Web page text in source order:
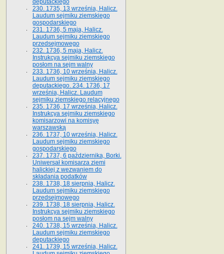
deputackiego
230. 1735, 13 września, Halicz.
Laudum sejmiku ziemskiego
gospodarskiego
231. 1736, 5 maja, Halicz.
Laudum sejmiku ziemskiego
przedsejmowego
232. 1736, 5 maja, Halicz.
Instrukcya sejmiku ziemskiego
posłom na sejm walny
233. 1736, 10 września, Halicz.
Laudum sejmiku ziemskiego
deputackiego. 234. 1736, 17
września, Halicz. Laudum
sejmiku ziemskiego relacyjnego
235. 1736, 17 września, Halicz.
Instrukcya sejmiku ziemskiego
komisarzowi na komisyę
warszawską
236. 1737, 10 września, Halicz.
Laudum sejmiku ziemskiego
gospodarskiego
237. 1737, 6 października, Borki.
Uniwersał komisarza ziemi
halickiej z wezwaniem do
składania podatków
238. 1738, 18 sierpnia, Halicz.
Laudum sejmiku ziemskiego
przedsejmowego
239. 1738, 18 sierpnia, Halicz.
Instrukcya sejmiku ziemskiego
posłom na sejm walny
240. 1738, 15 września, Halicz.
Laudum sejmiku ziemskiego
deputackiego
241. 1739, 15 września, Halicz.